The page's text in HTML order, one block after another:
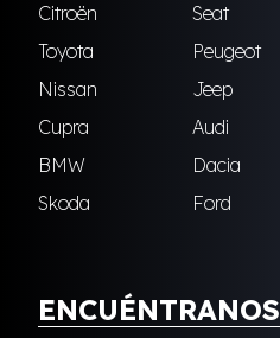
Citroën
Seat
Toyota
Peugeot
Nissan
Jeep
Cupra
Audi
BMW
Dacia
Skoda
Ford
ENCUÉNTRANOS